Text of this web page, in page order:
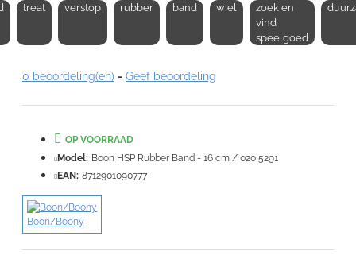
Waardering:
Slecht Goed
treat verstop rubber band wiel
zoek en
vind
speelgoed
0 beoordeling(en) - Geef beoordeling
OP VOORRAAD
Model: Boon HSP Rubber Band - 16 cm / 020 5291
EAN: 8712901090777
Boon/Boony